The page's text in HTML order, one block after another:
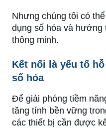
Nhưng chúng tôi có
dụng số hóa và hướng
thông minh.
Kết nối là yếu tố
số hóa
Để giải phóng tiềm
tăng tính bền vững
các thiết bị cần được